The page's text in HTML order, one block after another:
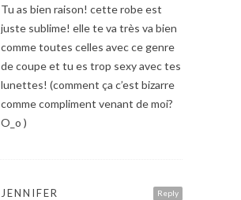
Tu as bien raison! cette robe est
juste sublime! elle te va très va bien
comme toutes celles avec ce genre
de coupe et tu es trop sexy avec tes
lunettes! (comment ça c’est bizarre
comme compliment venant de moi?
O_o )
Reply
JENNIFER